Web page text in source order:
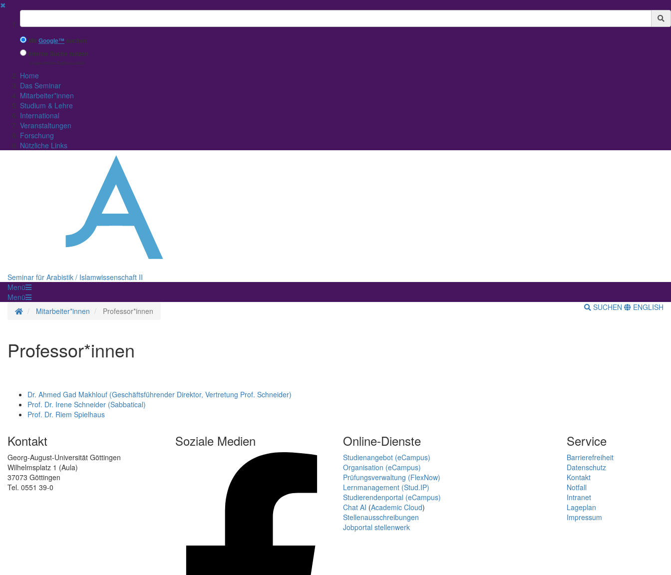
✖
Suchbegriff
MitGoogle™ suchen
Interne Suche nutzen
(eingeschränkte Ergebnisqualität)
Home
Das Seminar
Mitarbeiter*innen
Studium & Lehre
International
Veranstaltungen
Forschung
Nützliche Links
Seminar für Arabistik / Islamwissenschaft II
Menü
Menü
StartseiteMitarbeiter*innen Professor*innen SUCHEN ENGLISH
Professor*innen
Dr. Ahmed Gad Makhlouf (Geschäftsführender Direktor, Vertretung Prof. Schneider)
Prof. Dr. Irene Schneider (Sabbatical)
Prof. Dr. Riem Spielhaus
Kontakt
Georg-August-Universität Göttingen
Wilhelmsplatz 1 (Aula)
37073 Göttingen
Tel. 0551 39-0
Soziale Medien Online-Dienste
Studienangebot (eCampus)
Organisation (eCampus)
Prüfungsverwaltung (FlexNow)
Lernmanagement (Stud.IP)
Studierendenportal (eCampus)
Chat AI (Academic Cloud)
Stellenausschreibungen
Jobportal stellenwerk
Service
Barrierefreiheit
Datenschutz
Kontakt
Notfall
Intranet
Lageplan
Impressum